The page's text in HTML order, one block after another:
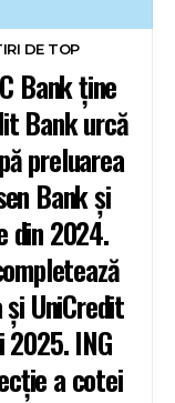
DE TOP
Bank ține
Bank urcă
preluarea
Bank și
din 2024.
și UniCredit
ING
a cotei